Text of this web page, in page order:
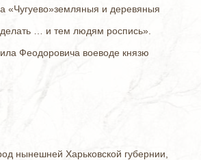
«Чугуево»земляныя и деревяныя
… и тем людям роспись».
Феодоровича воеводе князю
нынешней Харьковской губернии,